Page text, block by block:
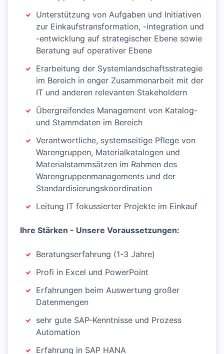
Unterstützung von Aufgaben und Initiativen
zur Einkaufstransformation, -integration und
-entwicklung auf strategischer Ebene sowie
Beratung auf operativer Ebene
Erarbeitung der Systemlandschaftsstrategie
im Bereich in enger Zusammenarbeit mit der
IT und anderen relevanten Stakeholdern
Übergreifendes Management von Katalog-
und Stammdaten im Bereich
Verantwortliche, systemseitige Pflege von
Warengruppen, Materialkatalogen und
Materialstammsätzen im Rahmen des
Warengruppenmanagements und der
Standardisierungskoordination
Leitung IT fokussierter Projekte im Einkauf
Ihre Stärken - Unsere Voraussetzungen:
Beratungserfahrung (1-3 Jahre)
Profi in Excel und PowerPoint
Erfahrungen beim Auswertung großer
Datenmengen
sehr gute SAP-Kenntnisse und Prozess
Automation
Erfahrung in SAP HANA